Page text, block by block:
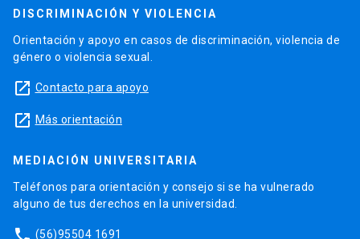
DISCRIMINACIÓN Y VIOLENCIA
Orientación y apoyo en casos de discriminación, violencia de
género o violencia sexual.
launch Contacto para apoyo
launch Más orientación
MEDIACIÓN UNIVERSITARIA
Teléfonos para orientación y consejo si se ha vulnerado
alguno de tus derechos en la universidad.
(56)95504 1691